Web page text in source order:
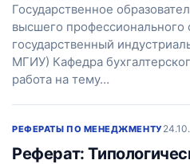
Государственное
высшего профессионального
государственный
МГИУ) Кафедра
работа на тему…
РЕФЕРАТЫ ПО МЕНЕДЖМЕНТУ
Реферат: